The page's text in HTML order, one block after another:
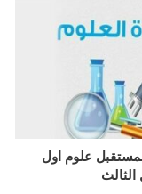
علوم اول
الثالث